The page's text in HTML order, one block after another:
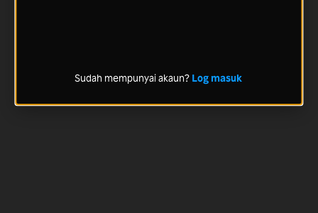
Sudah mempunyai akaun? Log masuk